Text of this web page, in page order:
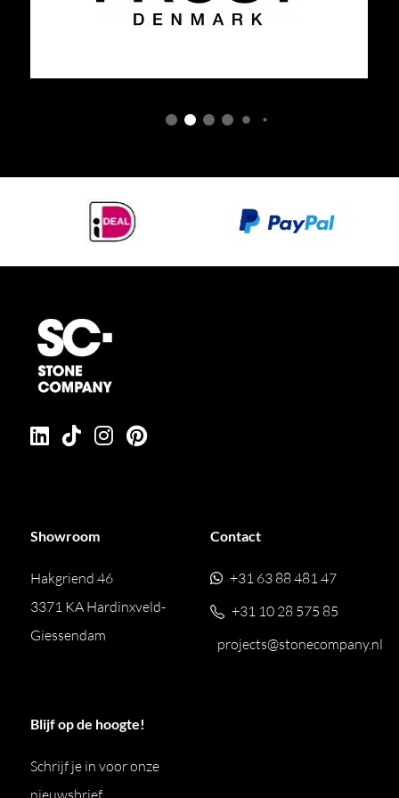
Showroom
Hakgriend 46
3371 KA Hardinxveld-
Giessendam
Contact
+31 63 88 481 47
+31 10 28 575 85
projects@stonecompany.nl
Blijf op de hoogte!
Schrijf je in voor onze
nieuwsbrief.